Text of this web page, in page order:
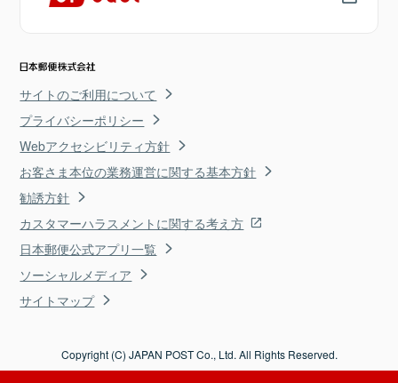
サイトのご利用について
プライバシーポリシー
Webアクセシビリティ方針
お客さま本位の業務運営に関する基本方針
勧誘方針
カスタマーハラスメントに関する考え方
日本郵便公式アプリ一覧
ソーシャルメディア
サイトマップ
Copyright (C) JAPAN POST Co., Ltd. All Rights Reserved.